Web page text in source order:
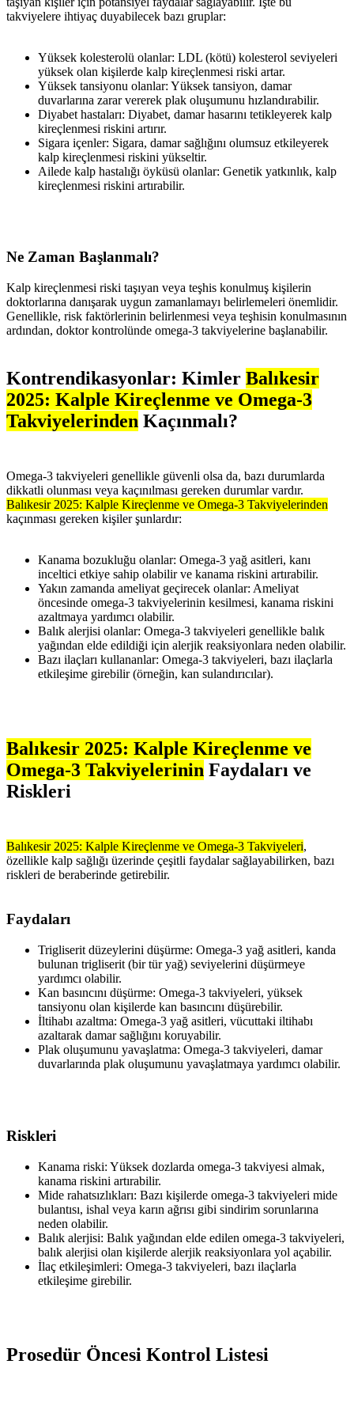
takviyelere ihtiyaç duyabilecek bazı gruplar:
Yüksek kolesterolü olanlar: LDL (kötü) kolesterol seviyeleri
yüksek olan kişilerde kalp kireçlenmesi riski artar.
Yüksek tansiyonu olanlar: Yüksek tansiyon, damar
duvarlarına zarar vererek plak oluşumunu hızlandırabilir.
Diyabet hastaları: Diyabet, damar hasarını tetikleyerek kalp
kireçlenmesi riskini artırır.
Sigara içenler: Sigara, damar sağlığını olumsuz etkileyerek
kalp kireçlenmesi riskini yükseltir.
Ailede kalp hastalığı öyküsü olanlar: Genetik yatkınlık, kalp
kireçlenmesi riskini artırabilir.
Ne Zaman Başlanmalı?
Kalp kireçlenmesi riski taşıyan veya teşhis konulmuş kişilerin
doktorlarına danışarak uygun zamanlamayı belirlemeleri önemlidir.
Genellikle, risk faktörlerinin belirlenmesi veya teşhisin konulmasının
ardından, doktor kontrolünde omega-3 takviyelerine başlanabilir.
Kontrendikasyonlar: Kimler Balıkesir
2025: Kalple Kireçlenme ve Omega-3
Takviyelerinden Kaçınmalı?
Omega-3 takviyeleri genellikle güvenli olsa da, bazı durumlarda
dikkatli olunması veya kaçınılması gereken durumlar vardır.
Balıkesir 2025: Kalple Kireçlenme ve Omega-3 Takviyelerinden
kaçınması gereken kişiler şunlardır:
Kanama bozukluğu olanlar: Omega-3 yağ asitleri, kanı
inceltici etkiye sahip olabilir ve kanama riskini artırabilir.
Yakın zamanda ameliyat geçirecek olanlar: Ameliyat
öncesinde omega-3 takviyelerinin kesilmesi, kanama riskini
azaltmaya yardımcı olabilir.
Balık alerjisi olanlar: Omega-3 takviyeleri genellikle balık
yağından elde edildiği için alerjik reaksiyonlara neden olabilir.
Bazı ilaçları kullananlar: Omega-3 takviyeleri, bazı ilaçlarla
etkileşime girebilir (örneğin, kan sulandırıcılar).
Balıkesir 2025: Kalple Kireçlenme ve
Omega-3 Takviyelerinin Faydaları ve
Riskleri
Balıkesir 2025: Kalple Kireçlenme ve Omega-3 Takviyeleri,
özellikle kalp sağlığı üzerinde çeşitli faydalar sağlayabilirken, bazı
riskleri de beraberinde getirebilir.
Faydaları
Trigliserit düzeylerini düşürme: Omega-3 yağ asitleri, kanda
bulunan trigliserit (bir tür yağ) seviyelerini düşürmeye
yardımcı olabilir.
Kan basıncını düşürme: Omega-3 takviyeleri, yüksek
tansiyonu olan kişilerde kan basıncını düşürebilir.
İltihabı azaltma: Omega-3 yağ asitleri, vücuttaki iltihabı
azaltarak damar sağlığını koruyabilir.
Plak oluşumunu yavaşlatma: Omega-3 takviyeleri, damar
duvarlarında plak oluşumunu yavaşlatmaya yardımcı olabilir.
Riskleri
Kanama riski: Yüksek dozlarda omega-3 takviyesi almak,
kanama riskini artırabilir.
Mide rahatsızlıkları: Bazı kişilerde omega-3 takviyeleri mide
bulantısı, ishal veya karın ağrısı gibi sindirim sorunlarına
neden olabilir.
Balık alerjisi: Balık yağından elde edilen omega-3 takviyeleri,
balık alerjisi olan kişilerde alerjik reaksiyonlara yol açabilir.
İlaç etkileşimleri: Omega-3 takviyeleri, bazı ilaçlarla
etkileşime girebilir.
Prosedür Öncesi Kontrol Listesi